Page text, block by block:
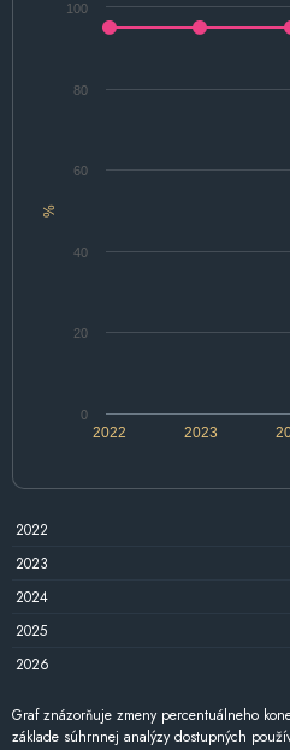
%
2022 2023
0
20
40
60
80
100
2022
2023
2024
2025
2026
Graf znázorňuje zmeny percentuálneho
základe súhrnnej analýzy dostupných